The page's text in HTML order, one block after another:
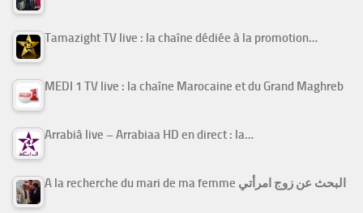
Tamazight TV live : la chaîne dédiée à la promotion…
MEDI 1 TV live : la chaîne Marocaine et du Grand Maghreb
Arrabiâ live – Arrabiaa HD en direct : la…
A la recherche du mari de ma femme البحث عن زوج امرأتي